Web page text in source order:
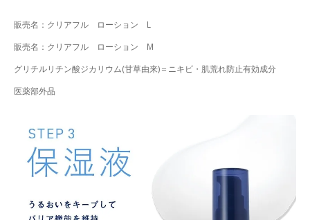
販売名：クリアフル ローション L
販売名：クリアフル ローション M
グリチルリチン酸ジカリウム(甘草由来)＝ニキビ・肌荒れ防止有効成分
医薬部外品